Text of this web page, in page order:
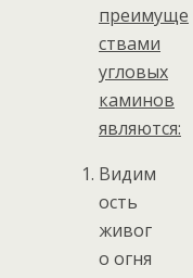
преимуще
ствами
угловых
каминов
являются:
Видим
ость
живог
о огня